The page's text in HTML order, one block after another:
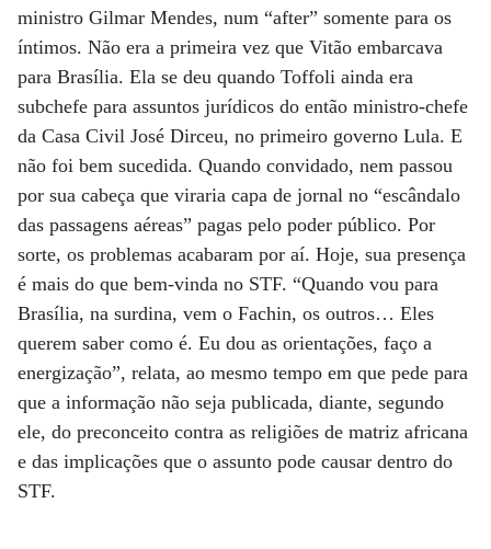
ministro Gilmar Mendes, num “after” somente para os
íntimos. Não era a primeira vez que Vitão embarcava
para Brasília. Ela se deu quando Toffoli ainda era
subchefe para assuntos jurídicos do então ministro-chefe
da Casa Civil José Dirceu, no primeiro governo Lula. E
não foi bem sucedida. Quando convidado, nem passou
por sua cabeça que viraria capa de jornal no “escândalo
das passagens aéreas” pagas pelo poder público. Por
sorte, os problemas acabaram por aí. Hoje, sua presença
é mais do que bem-vinda no STF. “Quando vou para
Brasília, na surdina, vem o Fachin, os outros… Eles
querem saber como é. Eu dou as orientações, faço a
energização”, relata, ao mesmo tempo em que pede para
que a informação não seja publicada, diante, segundo
ele, do preconceito contra as religiões de matriz africana
e das implicações que o assunto pode causar dentro do
STF.